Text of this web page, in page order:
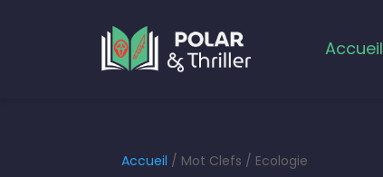
Accueil
Accueil / Mot Clefs / Ecologie